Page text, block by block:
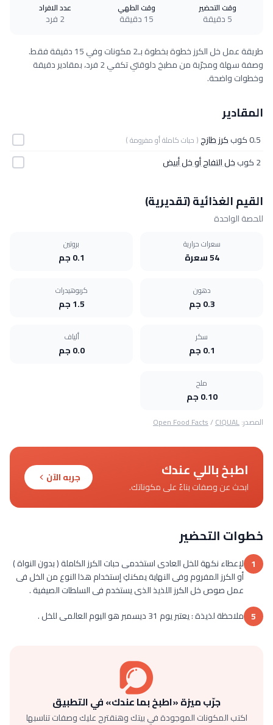
وقت التحضير
5 دقيقة
وقت الطهي
15 دقيقة
عدد الافراد
2 فرد
طريقة عمل خل الكرز خطوة بخطوة بـ2 مكونات وفي 15 دقيقة فقط.
وصفة سهلة ومجرّبة من مطبخ دلوقتي تكفي 2 فرد، بمقادير دقيقة
وخطوات واضحة.
المقادير
0.5 كوب كرز طازج( حبات كاملة أو مفرومة )
2 كوب خل التفاح أو خل أبيض
القيم الغذائية (تقديرية)
للحصة الواحدة
سعرات حرارية
54 سعرة
بروتين
0.1 جم
دهون
0.3 جم
كربوهيدرات
1.5 جم
سكر
0.1 جم
ألياف
0.0 جم
ملح
0.10 جم
المصدر: Open Food Facts/CIQUAL
اطبخ باللي عندك
ابحث عن وصفات بناءً على مكوناتك.
جربه الآن
خطوات التحضير
1 لإعطاء نكهة للخل العادى استخدمى حبات الكرز الكاملة ( بدون النواة )
أو الكرز المفروم وفى النهاية يمكنكِ إستخدام هذا النوع من الخل فى
عمل صوص خل الكرز اللذيذ الذى يستخدم فى السلطات الصيفية .
5 ملاحظة لذيذة : يعتبر يوم 31 ديسمبر هو اليوم العالمى للخل .
جرّب ميزة «اطبخ بما عندك» في التطبيق
اكتب المكونات الموجودة في بيتك وهنقترح عليك وصفات تناسبها